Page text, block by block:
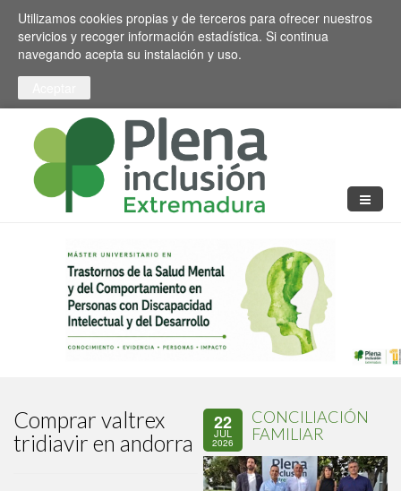
Pasar al contenido principal
Toggle high contrast
Utilizamos cookies propias y de terceros para ofrecer nuestros
servicios y recoger información estadística. Si continua
navegando acepta su instalación y uso.
Comprar valtrex
tridiavir en andorra
22
JUL
2026
CONCILIACIÓN
FAMILIAR